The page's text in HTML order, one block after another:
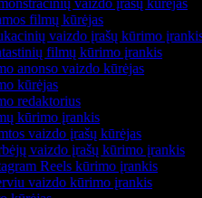
vaizdo įrašų kūrėjas
filmų kūrėjas
vaizdo įrašų kūrimo įrankis
filmų kūrimo įrankis
anonso vaizdo kūrėjas
kūrėjas
redaktorius
kūrimo įrankis
vaizdo įrašų kūrėjas
vaizdo įrašų kūrimo įrankis
Reels kūrimo įrankis
vaizdo kūrimo įrankis